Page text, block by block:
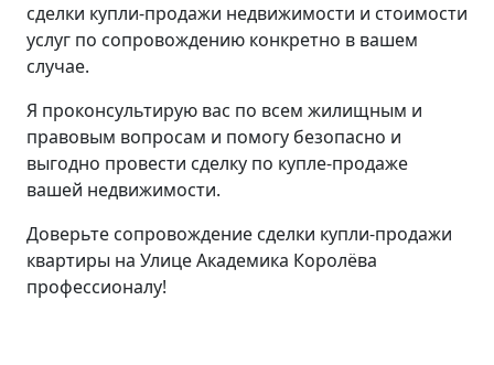
сделки купли-продажи недвижимости и стоимости
услуг по сопровождению конкретно в вашем
случае.
Я проконсультирую вас по всем жилищным и
правовым вопросам и помогу безопасно и
выгодно провести сделку по купле-продаже
вашей недвижимости.
Доверьте сопровождение сделки купли-продажи
квартиры на Улице Академика Королёва
профессионалу!